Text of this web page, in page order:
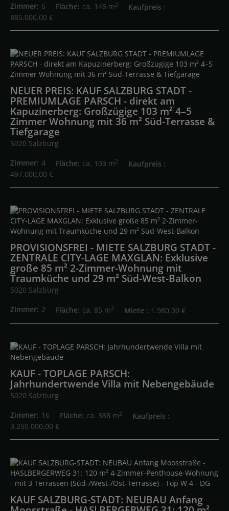
Zimmer 6 Fläche ca. 146 m2
Kaufpreis
885.000,00 €
NEUER PREIS: KAUF SALZBURG STADT -
PREMIUMLAGE PARSCH - direkt am
Kapuzinerberg: Großzügige 103 m² 4–5
Zimmer Wohnung mit 36 m² Süd-Terrasse &
Tiefgarage
5020 Salzburg
Zimmer 4 Fläche ca. 103 m2
Kaufpreis
497.000,00 €
PROVISIONSFREI - MIETE SALZBURG STADT -
ZENTRALE CITY-LAGE MAXGLAN: Exklusive
große 85 m² 2-Zimmer-Wohnung mit
Traumküche und 29 m² Süd-West-Balkon
5020 Salzburg
Zimmer 2 Fläche ca. 85 m2 Miete 1.980,00 €
KAUF - TOPLAGE PARSCH:
Jahrhundertwende Villa mit Nebengebäude
5020 Salzburg
Zimmer 16 Fläche ca. 388 m2
Kaufpreis
3.250.000,00 €
KAUF SALZBURG-STADT: NEUBAU Anfang